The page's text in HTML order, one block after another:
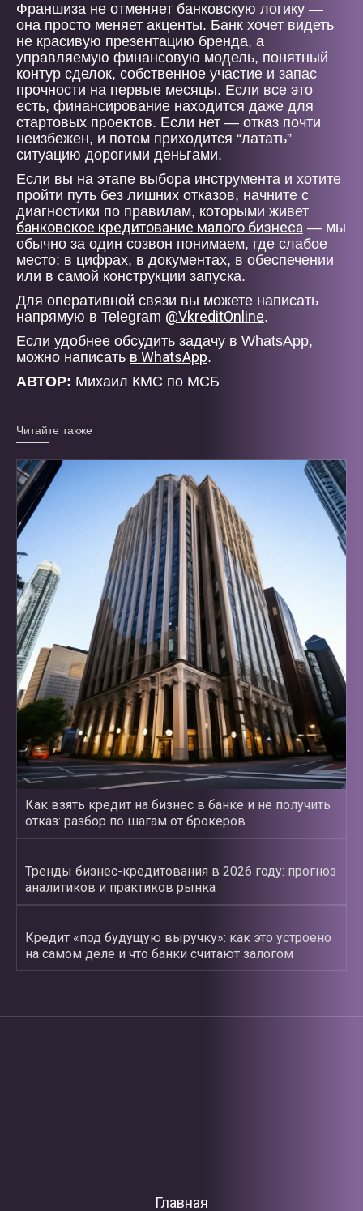
Франшиза не отменяет банковскую логику —
она просто меняет акценты. Банк хочет видеть
не красивую презентацию бренда, а
управляемую финансовую модель, понятный
контур сделок, собственное участие и запас
прочности на первые месяцы. Если все это
есть, финансирование находится даже для
стартовых проектов. Если нет — отказ почти
неизбежен, и потом приходится “латать”
ситуацию дорогими деньгами.
Если вы на этапе выбора инструмента и хотите
пройти путь без лишних отказов, начните с
диагностики по правилам, которыми живет
банковское кредитование малого бизнеса — мы
обычно за один созвон понимаем, где слабое
место: в цифрах, в документах, в обеспечении
или в самой конструкции запуска.
Для оперативной связи вы можете написать
напрямую в Telegram @VkreditOnline.
Если удобнее обсудить задачу в WhatsApp,
можно написать в WhatsApp.
АВТОР: Михаил КМС по МСБ
Читайте также
Как взять кредит на бизнес в банке и не получить
отказ: разбор по шагам от брокеров
Тренды бизнес-кредитования в 2026 году: прогноз
аналитиков и практиков рынка
Кредит «под будущую выручку»: как это устроено
на самом деле и что банки считают залогом
Главная